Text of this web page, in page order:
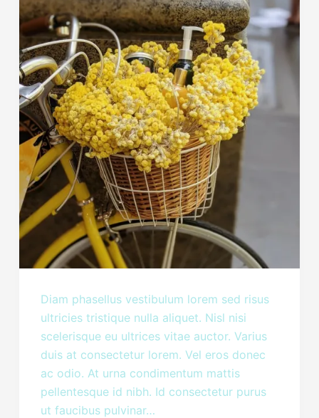
Diam phasellus vestibulum lorem sed risus
ultricies tristique nulla aliquet. Nisl nisi
scelerisque eu ultrices vitae auctor. Varius
duis at consectetur lorem. Vel eros donec
ac odio. At urna condimentum mattis
pellentesque id nibh. Id consectetur purus
ut faucibus pulvinar…